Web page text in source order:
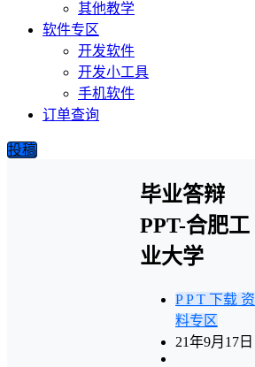
其他教学
软件专区
开发软件
开发小工具
手机软件
订单查询
投稿
毕业答辩
PPT-合肥工
业大学
P P T 下载 资
料专区
21年9月17日